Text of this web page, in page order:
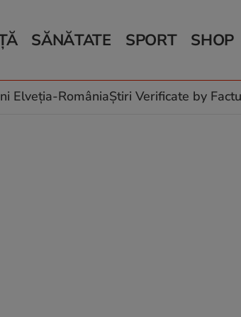
climatice
SĂNĂTATE
Relații
Rețete culinare
SPORT SHOP
Elveția-RomâniaȘtiri Verificate by